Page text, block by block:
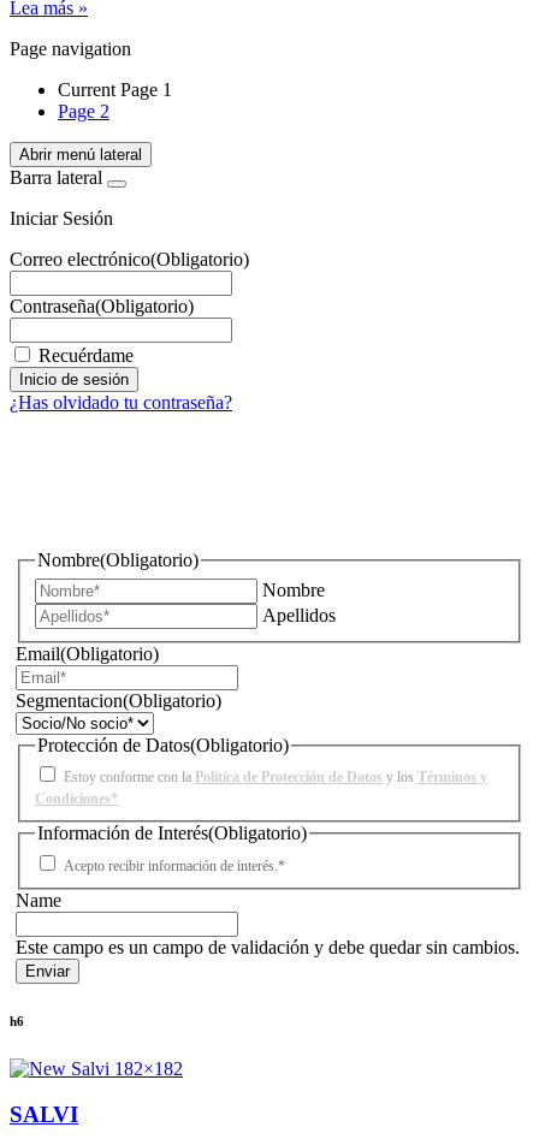
Lea más »
Page navigation
Current Page 1
Page 2
Abrir menú lateral
Barra lateral
Iniciar Sesión
Correo electrónico(Obligatorio)
Contraseña(Obligatorio)
Recuérdame
¿Has olvidado tu contraseña?
Nombre(Obligatorio)
Nombre
Apellidos
Email(Obligatorio)
Segmentacion(Obligatorio)
Protección de Datos(Obligatorio)
Estoy conforme con la Política de Protección de Datos y los Términos y
Condiciones*
Información de Interés(Obligatorio)
Acepto recibir información de interés.*
Name
Este campo es un campo de validación y debe quedar sin cambios.
h6
SALVI